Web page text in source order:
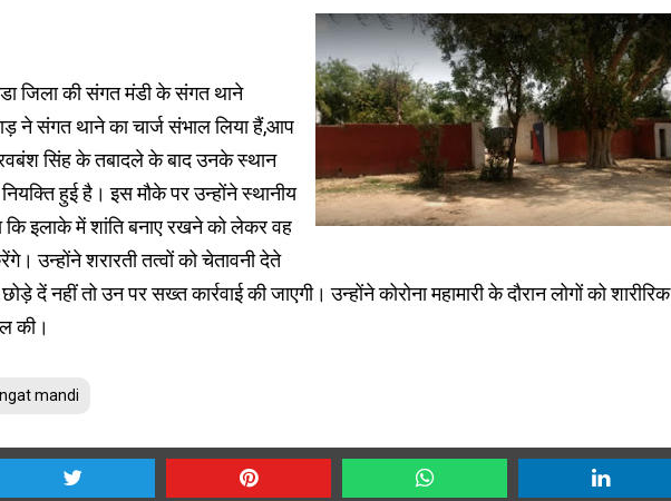
जिला की संगत मंडी के संगत थाने
ने संगत थाने का चार्ज संभाल लिया हैं,आप
सिंह के तबादले के बाद उनके स्थान
हुई है। इस मौके पर उन्होंने स्थानीय
कि इलाके में शांति बनाए रखने को लेकर वह
उन्होंने शरारती तत्वों को चेतावनी देते
दें नहीं तो उन पर सख्त कार्रवाई की जाएगी। उन्होंने कोरोना महामारी के दौरान लोगों को शारीरिक
की।
mandi